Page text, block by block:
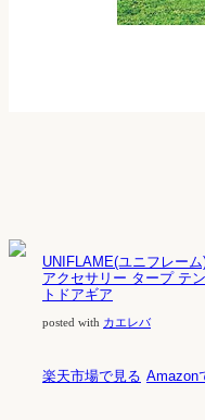
UNIFLAME(ユニフレー
アクセサリー タープ テ
トドアギア
posted with カエレバ
楽天市場で見る Amazon